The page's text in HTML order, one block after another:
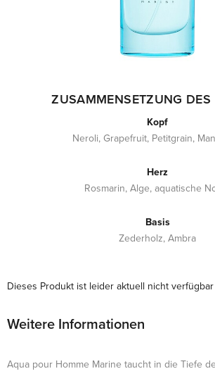
ZUSAMMENSETZUNG DES
Kopf
Neroli, Grapefruit, Petitgrain,
Herz
Rosmarin, Alge, aquatische
Basis
Zederholz, Ambra
Dieses Produkt ist leider aktuell nicht verfügbar
Weitere Informationen
Aqua pour Homme Marine taucht in die Tiefe